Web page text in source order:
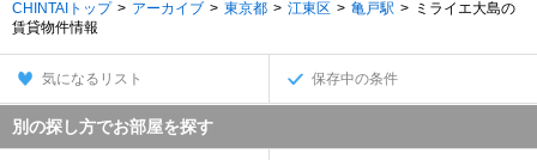
CHINTAIトップ アーカイブ 東京都 江東区 亀戸駅
ミライエ大島の
賃貸物件情報
気になるリスト 保存中の条件
別の探し方でお部屋を探す